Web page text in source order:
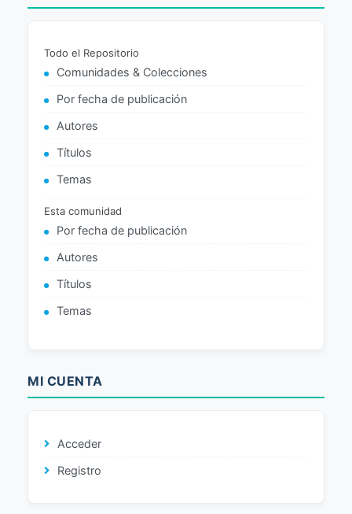
Todo el Repositorio
Comunidades & Colecciones
Por fecha de publicación
Autores
Títulos
Temas
Esta comunidad
Por fecha de publicación
Autores
Títulos
Temas
MI CUENTA
Acceder
Registro